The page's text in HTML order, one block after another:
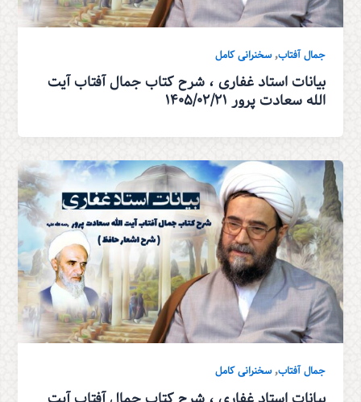
جمال آفتاب,سخنرانی کامل
بیانات استاد غفاری ، شرح کتاب جمال آفتاب آیت
الله سعادت پرور ۱۴۰۵/۰۲/۲۱
جمال آفتاب,سخنرانی کامل